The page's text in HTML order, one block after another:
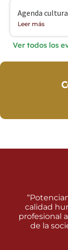
Agenda
Leer más
Ver todos los
calidad
profesional
de la